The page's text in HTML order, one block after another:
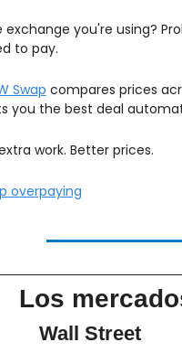
exchange you're using?
to pay.
Swap compares prices
you the best deal
work. Better prices.
overpaying
Los
Wall Street